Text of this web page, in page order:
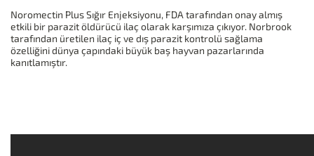
Noromectin Plus Sığır Enjeksiyonu, FDA tarafından onay almış
etkili bir parazit öldürücü ilaç olarak karşımıza çıkıyor. Norbrook
tarafından üretilen ilaç iç ve dış parazit kontrolü sağlama
özelliğini dünya çapındaki büyük baş hayvan pazarlarında
kanıtlamıştır.